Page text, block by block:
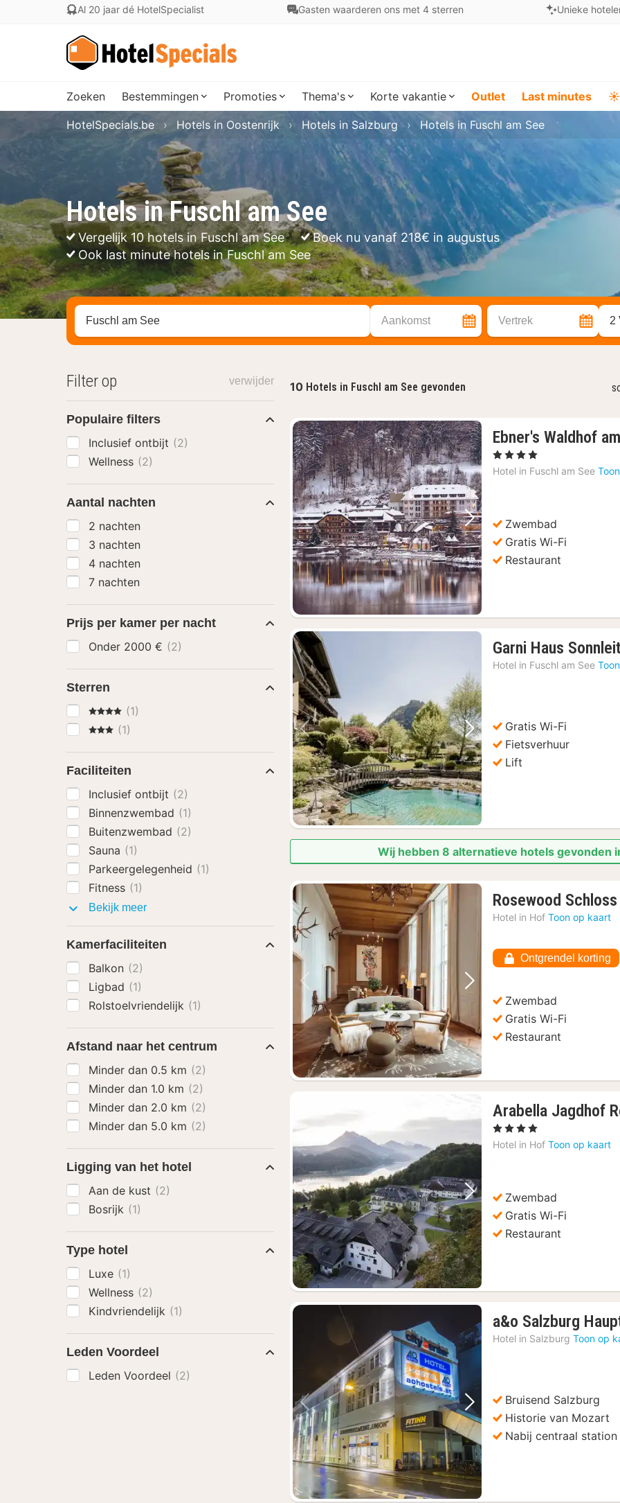
Al 20 jaar dé HotelSpecialist Gasten waarderen ons met 4 sterren Unieke
Zoeken Bestemmingen Promoties Thema's Korte vakantie Outlet Last minutes ☀️
Hotels in Fuschl am See
Vergelijk 10 hotels in Fuschl am See
Boek nu vanaf 218€ in augustus
Ook last minute hotels in Fuschl am See
HotelSpecials.be Hotels in Oostenrijk Hotels in Salzburg Hotels in Fuschl am See
Zoek op hotel, regio of stad Aankomst Vertrek 2
10 Hotels in Fuschl am See gevonden
Vorige foto Volgende foto
Ebner's Waldhof
, 4 Sterren
Hotel in Fuschl am See
Zwembad
Gratis Wi-Fi
Restaurant
Vorige foto Volgende foto
Garni Haus
Hotel in Fuschl am See
Gratis Wi-Fi
Fietsverhuur
Lift
Wij hebben 8 alternatieve hotels gevonden
Vorige foto Volgende foto
Rosewood Schloss
Hotel in Hof Toon op kaart
Ontgrendel korting
Zwembad
Gratis Wi-Fi
Restaurant
Vorige foto Volgende foto
Arabella Jagdhof
, 4 Sterren
Hotel in Hof Toon op kaart
Zwembad
Gratis Wi-Fi
Restaurant
Vorige foto Volgende foto
a&o Salzburg
Hotel in Salzburg Toon op
Bruisend Salzburg
Historie van Mozart
Nabij centraal station
Filter op verwijder
Populaire filters
Inclusief ontbijt (2)
Wellness (2)
Aantal nachten
2 nachten
3 nachten
4 nachten
7 nachten
Prijs per kamer per nacht
Onder 2000 € (2)
Sterren
4 Sterren
(1)
3 Sterren
(1)
Faciliteiten
Inclusief ontbijt (2)
Binnenzwembad (1)
Buitenzwembad (2)
Sauna (1)
Parkeergelegenheid (1)
Fitness (1)
Bekijk meerFaciliteiten
Kamerfaciliteiten
Balkon (2)
Ligbad (1)
Rolstoelvriendelijk (1)
Afstand naar het centrum
Minder dan 0.5 km (2)
Minder dan 1.0 km (2)
Minder dan 2.0 km (2)
Minder dan 5.0 km (2)
Ligging van het hotel
Aan de kust (2)
Bosrijk (1)
Type hotel
Luxe (1)
Wellness (2)
Kindvriendelijk (1)
Leden Voordeel
Leden Voordeel (2)